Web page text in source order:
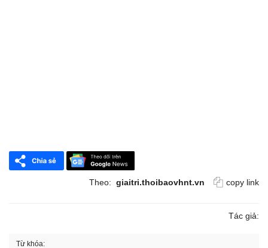
Theo: giaitri.thoibaovhnt.vn copy link
Tác giả:
Từ khóa: